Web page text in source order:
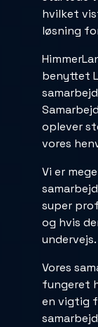
hvilket
løsning
benyttet
oplever
vores
Vi er
super
og hvis
undervejs.
Vores
fungeret
en vigtig